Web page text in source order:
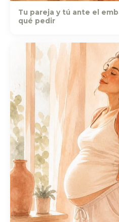
Tu pareja y tú ante el
qué pedir